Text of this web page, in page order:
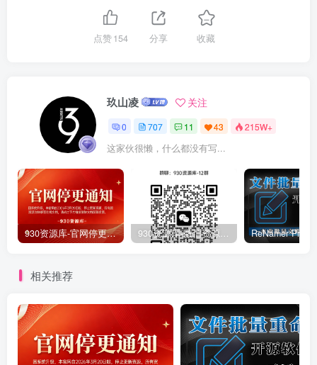
点赞154 分享 收藏
玖山凌 关注
0 707 11 43 215W+
这家伙很懒，什么都没有写...
930资源库-官网停更通知-【换在线文档更新-每日更新】 930资源库-微信资源12群【限时免费】开放入群中！！！
相关推荐